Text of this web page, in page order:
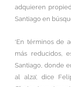
adquieren
Santiago en
‘En términos de
más reducidos,
Santiago, donde
al alza’, dice